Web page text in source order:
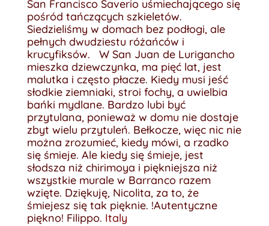
San Francisco Saverio uśmiechającego się
pośród tańczących szkieletów.
Siedzieliśmy w domach bez podłogi, ale
pełnych dwudziestu różańców i
krucyfiksów. W San Juan de Lurigancho
mieszka dziewczynka, ma pięć lat, jest
malutka i często płacze. Kiedy musi jeść
słodkie ziemniaki, stroi fochy, a uwielbia
bańki mydlane. Bardzo lubi być
przytulana, ponieważ w domu nie dostaje
zbyt wielu przytuleń. Bełkocze, więc nic nie
można zrozumieć, kiedy mówi, a rzadko
się śmieje. Ale kiedy się śmieje, jest
słodsza niż chirimoya i piękniejsza niż
wszystkie murale w Barranco razem
wzięte. Dziękuję, Nicolita, za to, że
śmiejesz się tak pięknie. !Autentyczne
piękno! Filippo. Italy